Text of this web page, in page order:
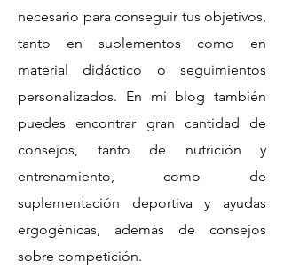
necesario para conseguir tus objetivos,
tanto en suplementos como en
material didáctico o seguimientos
personalizados. En mi blog también
puedes encontrar gran cantidad de
consejos, tanto de nutrición y
entrenamiento, como de
suplementación deportiva y ayudas
ergogénicas, además de consejos
sobre competición.